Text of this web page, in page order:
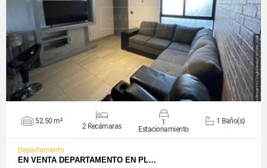
VER DETALLES
52.50 m²
2 Recámaras
1
Estacionamiento
1 Baño(s)
Departamento
EN VENTA DEPARTAMENTO EN PL…